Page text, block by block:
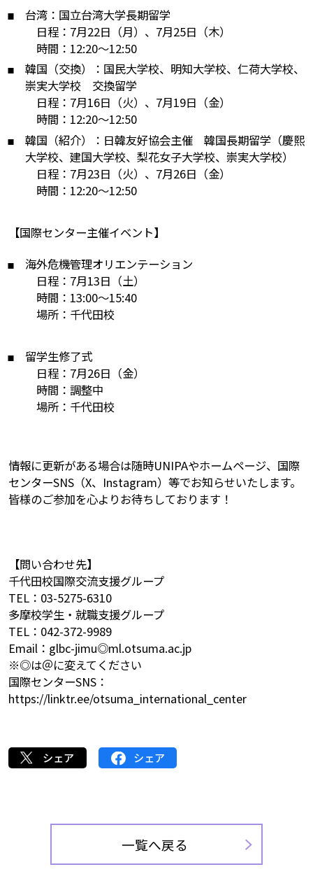
台湾：国立台湾大学長期留学
日程：7月22日（月）、7月25日（木）
時間：12:20～12:50
韓国（交換）：国民大学校、明知大学校、仁荷大学校、
崇実大学校 交換留学
日程：7月16日（火）、7月19日（金）
時間：12:20～12:50
韓国（紹介）：日韓友好協会主催 韓国長期留学（慶熙
大学校、建国大学校、梨花女子大学校、崇実大学校）
日程：7月23日（火）、7月26日（金）
時間：12:20～12:50
【国際センター主催イベント】
海外危機管理オリエンテーション
日程：7月13日（土）
時間：13:00～15:40
場所：千代田校
留学生修了式
日程：7月26日（金）
時間：調整中
場所：千代田校
情報に更新がある場合は随時UNIPAやホームページ、国際
センターSNS（X、Instagram）等でお知らせいたします。
皆様のご参加を心よりお待ちしております！
【問い合わせ先】
千代田校国際交流支援グループ
TEL：03-5275-6310
多摩校学生・就職支援グループ
TEL：042-372-9989
Email：glbc-jimu◎ml.otsuma.ac.jp
※◎は＠に変えてください
国際センターSNS：
https://linktr.ee/otsuma_international_center
シェア シェア
一覧へ戻る